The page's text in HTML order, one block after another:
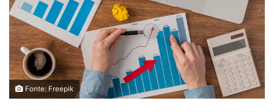
Fonte: Freepik